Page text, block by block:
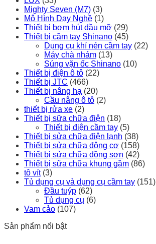
Mighty Seven (M7) (3)
Mô Hình Dạy Nghề (1)
Thiết bị bơm hút dầu mỡ (29)
Thiết bị cầm tay Shinano (45)
Dụng cụ khí nén cầm tay (22)
Máy chà nhám (13)
Súng vặn ốc Shinano (10)
Thiết bị điện ô tô (22)
Thiết bị JTC (466)
Thiết bị nâng hạ (20)
Cầu nâng ô tô (2)
thiết bị rửa xe (2)
Thiết bị sữa chữa điện (18)
Thiết bị điện cầm tay (5)
Thiết bị sửa chữa điện lạnh (38)
Thiết bị sửa chữa động cơ (158)
Thiết bị sửa chữa đồng sơn (42)
Thiết bị sữa chữa khung gầm (86)
tô vít (3)
Tủ dụng cụ và dụng cụ cầm tay (151)
Đầu tuýp (62)
Tủ dụng cụ (6)
Vam cảo (107)
Sản phẩm nổi bật